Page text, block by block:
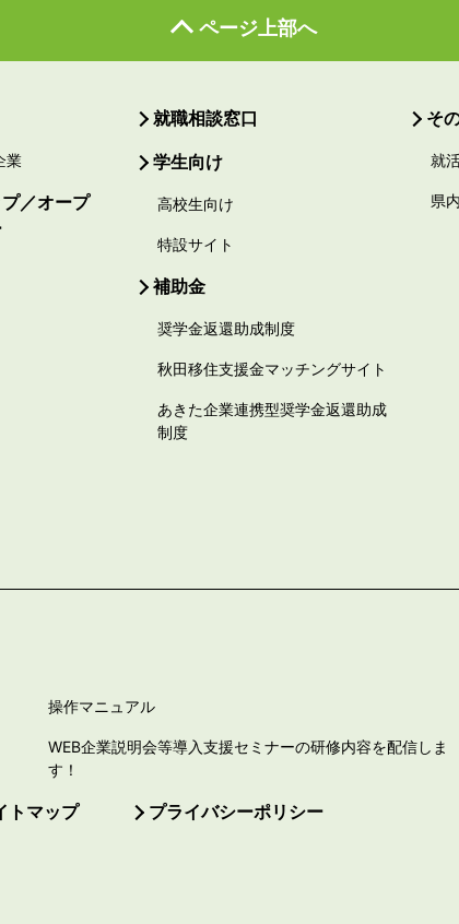
ページ上部へ
業
／オープ
就職相談窓口
学生向け
高校生向け
特設サイト
補助金
奨学金返還助成制度
秋田移住支援金マッチングサイト
あきた企業連携型奨学金返還助成
制度
そ
就
県
操作マニュアル
WEB企業説明会等導入支援セミナーの研修内容を配信しま
す！
トマップ プライバシーポリシー